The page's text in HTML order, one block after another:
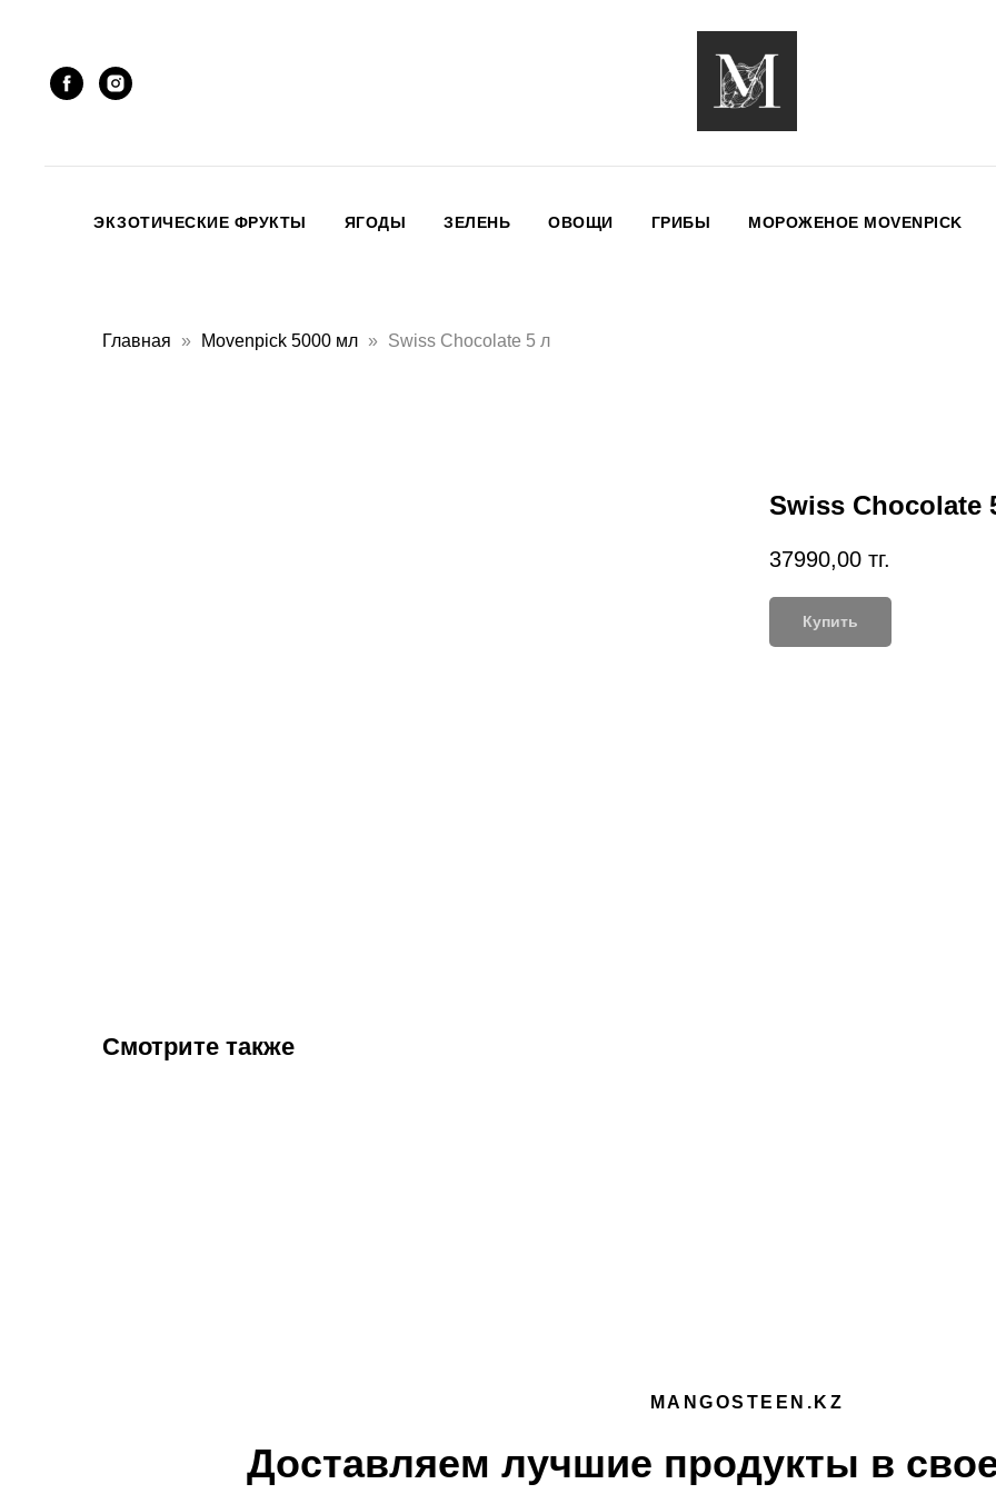
ЭКЗОТИЧЕСКИЕ ФРУКТЫ ЯГОДЫ ЗЕЛЕНЬ ОВОЩИ ГРИБЫ МОРОЖЕНОЕ MOVENPICK
Главная Movenpick 5000 мл Swiss Chocolate 5 л
Swiss Chocolate
37990,00 тг.
Купить
Смотрите также
MANGOSTEEN.KZ
Доставляем лучшие продукты в